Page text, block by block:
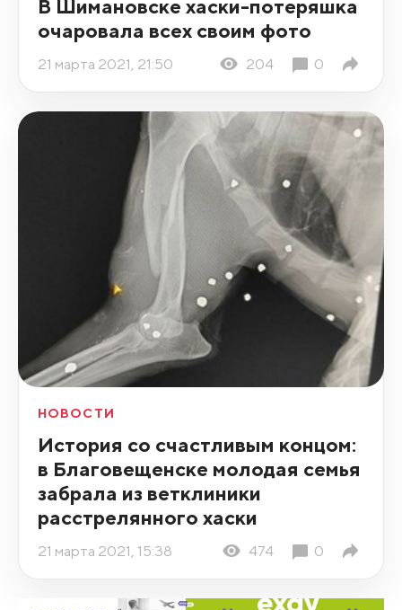
В Шимановске хаски-потеряшка
очаровала всех своим фото
21 марта 2021, 21:50 204 0
НОВОСТИ
История со счастливым концом:
в Благовещенске молодая семья
забрала из ветклиники
расстрелянного хаски
21 марта 2021, 15:38 474 0